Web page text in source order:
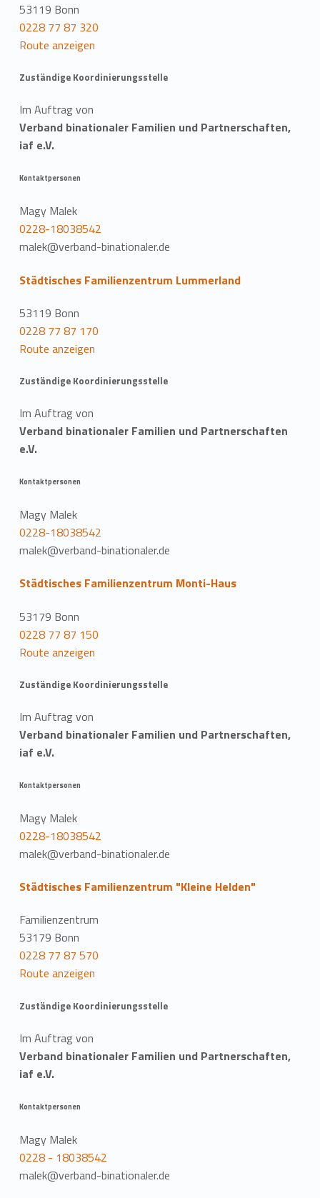
53119 Bonn
0228 77 87 320
Route anzeigen
Zuständige Koordinierungsstelle
Im Auftrag von
Verband binationaler Familien und Partnerschaften,
iaf e.V.
Kontaktpersonen
Magy Malek
0228-18038542
malek@verband-binationaler.de
Städtisches Familienzentrum Lummerland
53119 Bonn
0228 77 87 170
Route anzeigen
Zuständige Koordinierungsstelle
Im Auftrag von
Verband binationaler Familien und Partnerschaften
e.V.
Kontaktpersonen
Magy Malek
0228-18038542
malek@verband-binationaler.de
Städtisches Familienzentrum Monti-Haus
53179 Bonn
0228 77 87 150
Route anzeigen
Zuständige Koordinierungsstelle
Im Auftrag von
Verband binationaler Familien und Partnerschaften,
iaf e.V.
Kontaktpersonen
Magy Malek
0228-18038542
malek@verband-binationaler.de
Städtisches Familienzentrum "Kleine Helden"
Familienzentrum
53179 Bonn
0228 77 87 570
Route anzeigen
Zuständige Koordinierungsstelle
Im Auftrag von
Verband binationaler Familien und Partnerschaften,
iaf e.V.
Kontaktpersonen
Magy Malek
0228 - 18038542
malek@verband-binationaler.de